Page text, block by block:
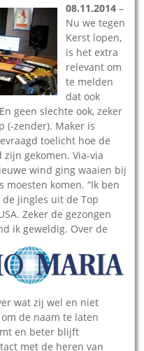
08.11.2014 –
Nu we tegen
Kerst lopen,
is het extra
relevant om
te melden
dat ook
geen slechte ook, zeker
(-zender). Maker is
toelicht hoe de
gekomen. Via-via
wind ging waaien bij
moesten komen. “Ik ben
jingles uit de Top
Zeker de gezongen
ik geweldig. Over de
wat zij wel en niet
de naam te laten
en beter blijft
met de heren van